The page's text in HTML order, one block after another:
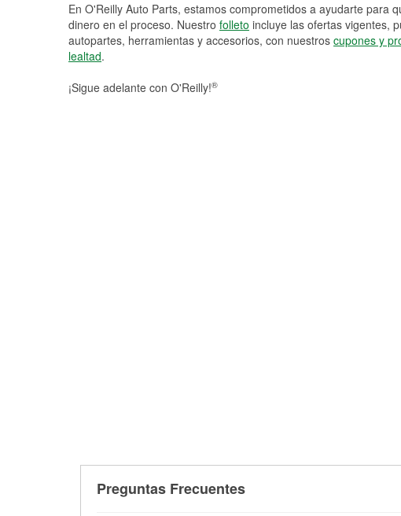
En O'Reilly Auto Parts, estamos comprometidos a ayudarte para
dinero en el proceso. Nuestro folleto incluye las ofertas vigentes,
autopartes, herramientas y accesorios, con nuestros cupones y
lealtad.
¡Sigue adelante con O'Reilly!®
Preguntas Frecuentes